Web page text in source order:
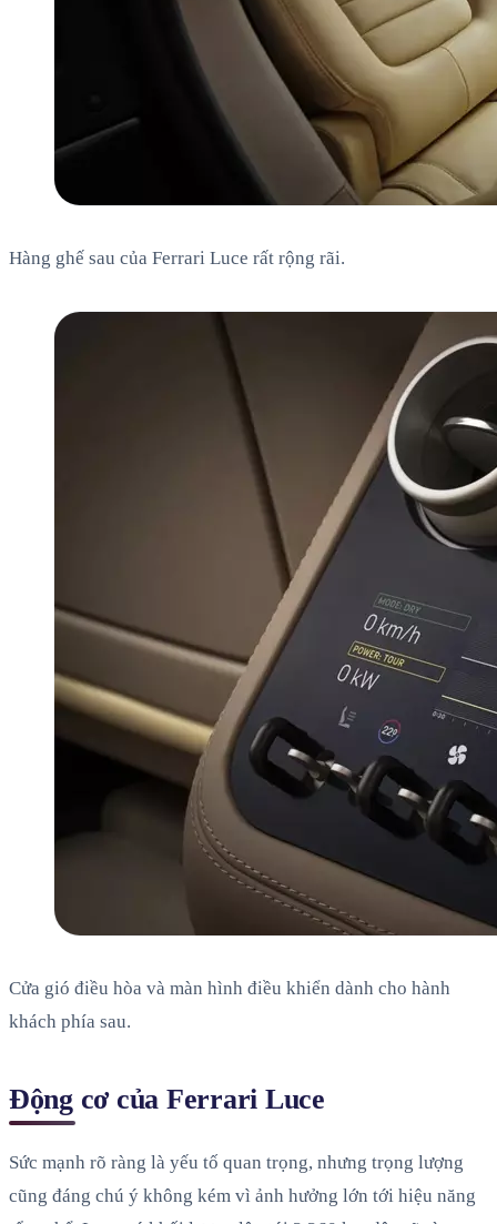
Hàng ghế sau của Ferrari Luce rất rộng rãi.
Cửa gió điều hòa và màn hình điều khiển dành cho hành
khách phía sau.
Động cơ của Ferrari Luce
Sức mạnh rõ ràng là yếu tố quan trọng, nhưng trọng lượng
cũng đáng chú ý không kém vì ảnh hưởng lớn tới hiệu năng